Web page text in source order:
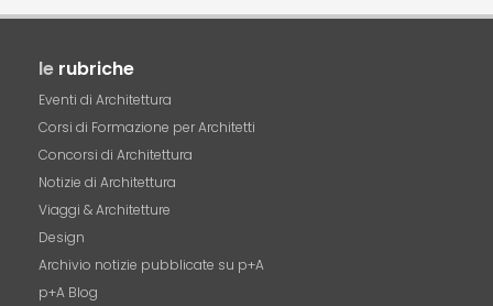
le rubriche
Eventi di Architettura
Corsi di Formazione per Architetti
Concorsi di Architettura
Notizie di Architettura
Viaggi & Architetture
Design
Archivio notizie pubblicate su p+A
p+A Blog